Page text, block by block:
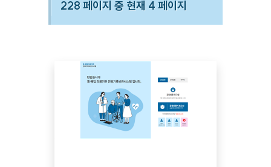
228 페이지 중 현재 4 페이지